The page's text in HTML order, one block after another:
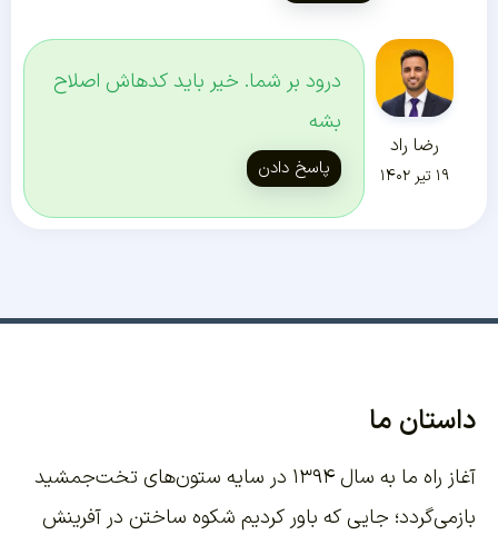
رضا راد
۱۹ تیر ۱۴۰۲
درود بر شما. خیر باید کدهاش اصلاح
بشه
پاسخ دادن
داستان ما
آغاز راه ما به سال ۱۳۹۴ در سایه ستون‌های تخت‌جمشید
بازمی‌گردد؛ جایی که باور کردیم شکوه ساختن در آفرینش